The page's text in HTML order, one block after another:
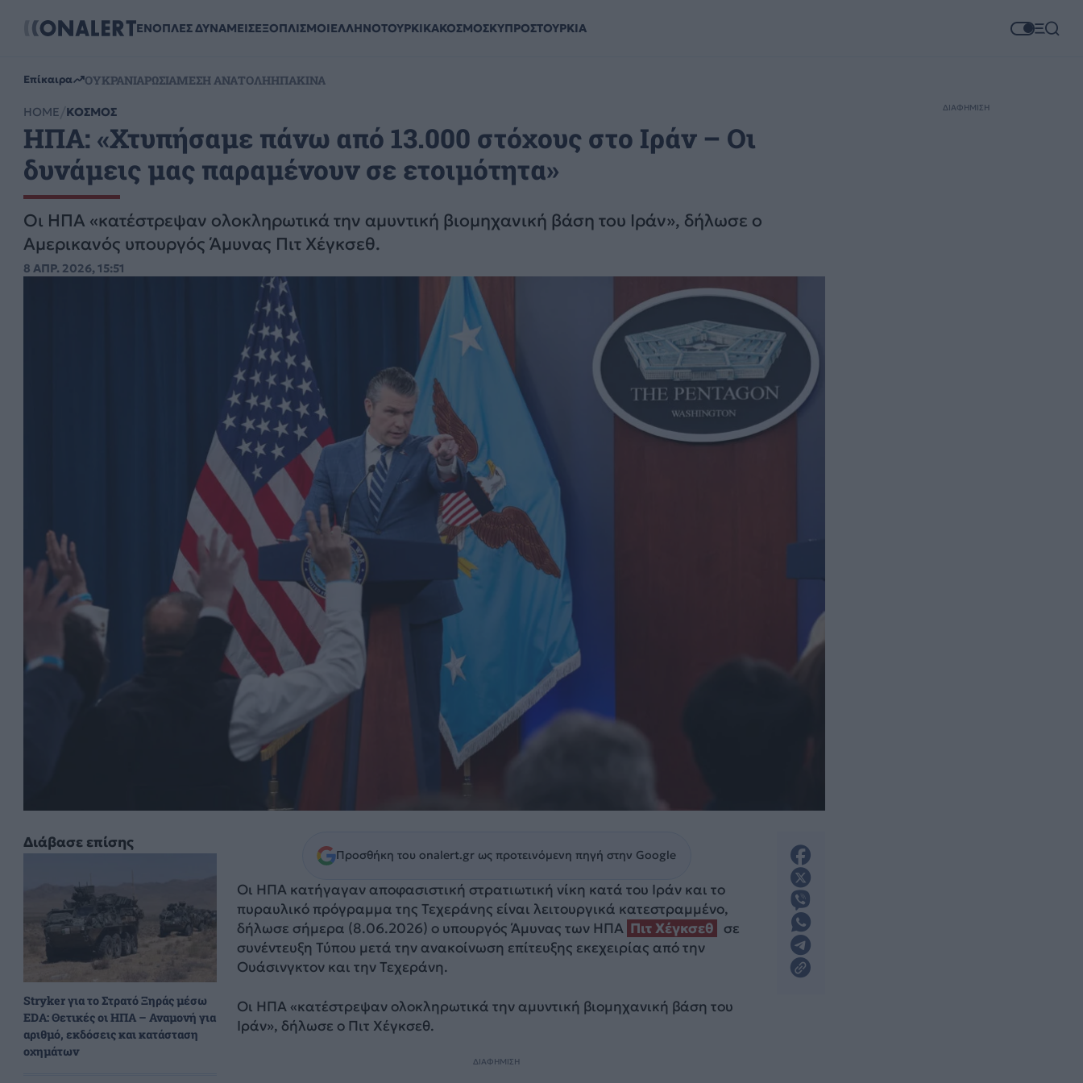
ΕΝΟΠΛΕΣ ΔΥΝΑΜΕΙΣΕΞΟΠΛΙΣΜΟΙΕΛΛΗΝΟΤΟΥΡΚΙΚΑΚΟΣΜΟΣΚΥΠΡΟΣΤΟΥΡΚΙΑ
Επίκαιρα ΟΥΚΡΑΝΙΑΡΩΣΙΑΜΕΣΗ ΑΝΑΤΟΛΗΗΠΑΚΙΝΑ
HOME ΚΟΣΜΟΣ
ΗΠΑ: «Χτυπήσαμε πάνω από 13.000 στόχους στο Ιράν – Οι
δυνάμεις μας παραμένουν σε ετοιμότητα»
Οι ΗΠΑ «κατέστρεψαν ολοκληρωτικά την αμυντική βιομηχανική βάση του Ιράν», δήλωσε ο
Αμερικανός υπουργός Άμυνας Πιτ Χέγκσεθ.
8 ΑΠΡ. 2026, 15:51
Διάβασε επίσης
Stryker για το Στρατό Ξηράς μέσω
EDA: Θετικές οι ΗΠΑ – Αναμονή για
αριθμό, εκδόσεις και κατάσταση
οχημάτων
Προσθήκη του onalert.gr ως προτεινόμενη πηγή στην Google
Οι ΗΠΑ κατήγαγαν αποφασιστική στρατιωτική νίκη κατά του Ιράν και το
πυραυλικό πρόγραμμα της Τεχεράνης είναι λειτουργικά κατεστραμμένο,
δήλωσε σήμερα (8.06.2026) ο υπουργός Άμυνας των ΗΠΑ Πιτ Χέγκσεθ σε
συνέντευξη Τύπου μετά την ανακοίνωση επίτευξης εκεχειρίας από την
Ουάσινγκτον και την Τεχεράνη.
Οι ΗΠΑ «κατέστρεψαν ολοκληρωτικά την αμυντική βιομηχανική βάση του
Ιράν», δήλωσε ο Πιτ Χέγκσεθ.
ΔΙΑΦΗΜΙΣΗ
ΔΙΑΦΗΜΙΣΗ